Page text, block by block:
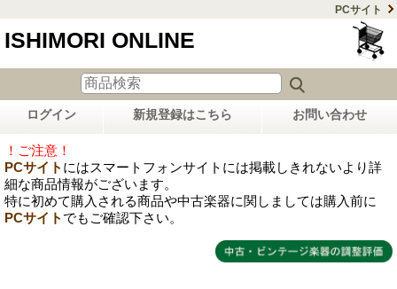
PCサイト
ISHIMORI ONLINE
ログイン 新規登録はこちら お問い合わせ
！ご注意！
PCサイト にはスマートフォンサイトには掲載しきれないより詳
細な商品情報がございます。
特に初めて購入される商品や中古楽器に関しましては購入前に
PCサイト でもご確認下さい。